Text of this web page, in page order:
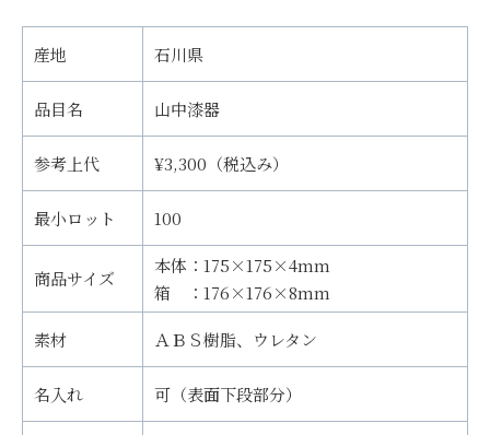
産地 石川県
品目名 山中漆器
参考上代 ¥3,300（税込み）
最小ロット 100
商品サイズ
本体：175×175×4mm
箱 ：176×176×8mm
素材 ＡＢＳ樹脂、ウレタン
名入れ 可（表面下段部分）